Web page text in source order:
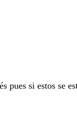
pues si estos se